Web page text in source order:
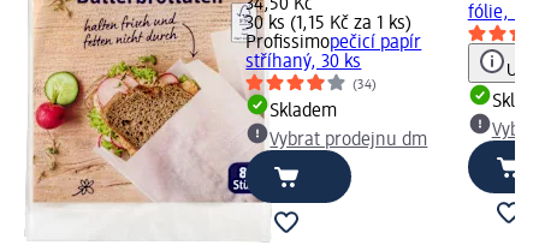
34,50 Kč
30 ks (1,15 Kč za 1 ks)
Profissimopečicí papír
stříhaný, 30 ks
(34)
Skladem
Vybrat prodejnu dm
fólie, 50